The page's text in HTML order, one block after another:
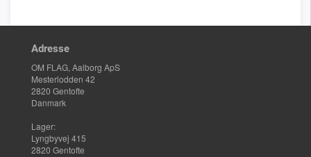
Adresse
OM FLAG, Aalborg ApS
Mesterlodden 42
2820 Gentofte
Danmark
Lager:
Lyngbyvej 415
2820 Gentofte